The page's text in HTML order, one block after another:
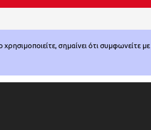
σημαίνει ότι συμφωνείτε